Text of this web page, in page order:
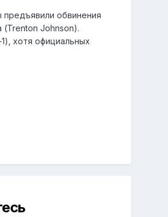
предъявили обвинения
Johnson).
хотя официальных